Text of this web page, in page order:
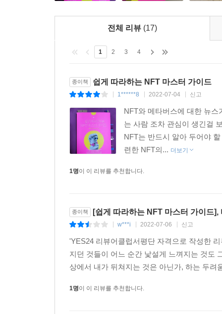
전체 리뷰 (17)
1 2 3 4
종이책 쉽게 따라하는 NFT 마스터 가이드
1******8 2022-07-04 신고
NFT와 메타버스에 대한 뉴
는 사람 조차 관심이 생긴걸
NFT는 반드시 알아 두어야
련한 NFT의... 더보기
1명이 이 리뷰를 추천합니다.
종이책 [쉽게 따라하는 NFT 마스터 가이드],
w***i 2022-07-06 신고
'YES24 리뷰어클럽서평단 자격으로 작성한
지던 것들이 어느 순간 낯설게 느껴지는 것도
상에서 내가 뒤쳐지는 것은 아닌가, 하는 두
1명이 이 리뷰를 추천합니다.